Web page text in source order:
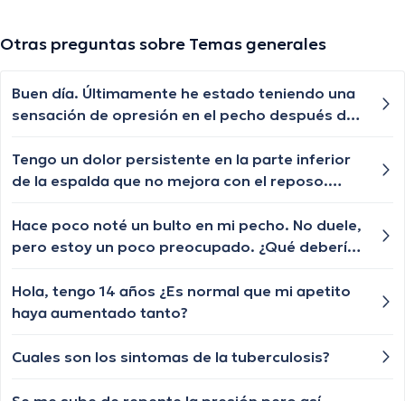
Otras preguntas sobre Temas generales
Buen día. Últimamente he estado teniendo una
sensación de opresión en el pecho después de
Tengo un dolor persistente en la parte inferior
de la espalda que no mejora con el reposo.
dolor lumbar y cuándo debería buscar atención
médica?
Hace poco noté un bulto en mi pecho. No duele,
pero estoy un poco preocupado. ¿Qué debería
Hola, tengo 14 años ¿Es normal que mi apetito
haya aumentado tanto?
Cuales son los sintomas de la tuberculosis?